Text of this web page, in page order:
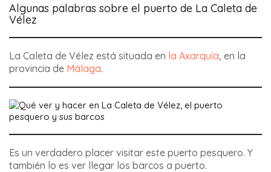
Algunas palabras sobre el puerto de La Caleta de
Vélez
La Caleta de Vélez está situada en la Axarquía, en la
provincia de Málaga.
Es un verdadero placer visitar este puerto pesquero. Y
también lo es ver llegar los barcos a puerto.